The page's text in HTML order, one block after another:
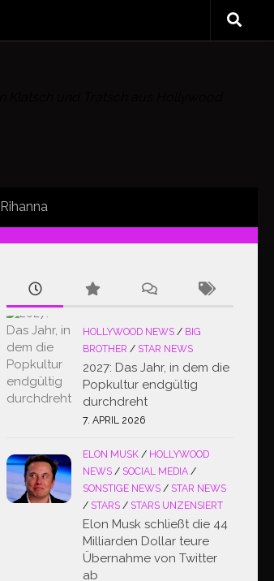
Rihanna
HOLLYWOOD NEWS / BIG
BROTHER / STAR NEWS
2027: Das Jahr, in dem die
Popkultur endgültig
durchdreht
7. APRIL 2026
ELON MUSK / HOLLYWOOD
NEWS / SOCIAL MEDIA /
SONSTIGE NEWS / STAR NEWS
/ STARS / STARS UNZENSIERT
Elon Musk schließt die 44
Milliarden Dollar teure
Übernahme von Twitter
ab